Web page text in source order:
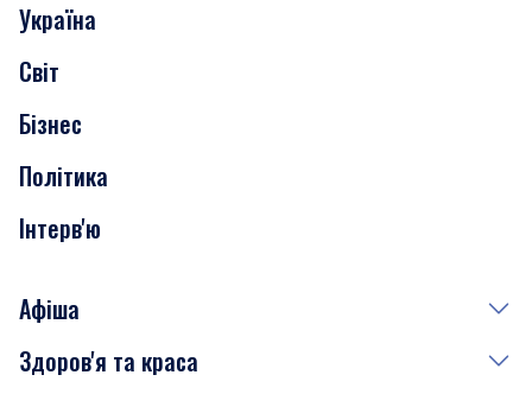
Скандали
Нерухомість
Транспорт
Україна
Світ
Бізнес
Політика
Інтерв'ю
Афіша
Сьогодні
Здоров'я та краса